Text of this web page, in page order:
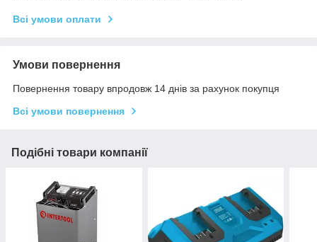
Всі умови оплати
Умови повернення
Повернення товару впродовж 14 днів за рахунок покупця
Всі умови повернення
Подібні товари компанії